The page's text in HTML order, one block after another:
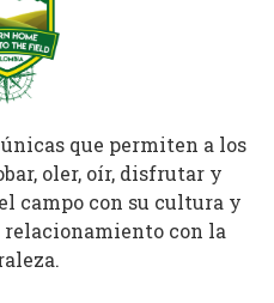
que permiten a los
oler, oír, disfrutar y
campo con su cultura y
con la